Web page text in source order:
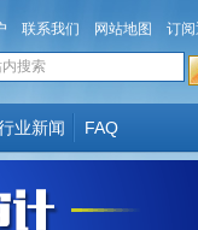
联系我们 网站地图 订
业新闻 FAQ